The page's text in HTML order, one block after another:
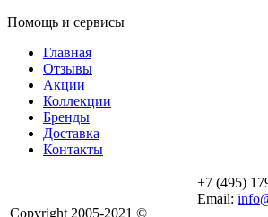
Помощь и сервисы
Главная
Отзывы
Акции
Коллекции
Бренды
Доставка
Контакты
Copyright 2005-2021 ©
+7 (495)
Email: